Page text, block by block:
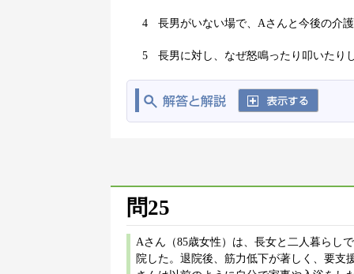
4 長男がいない場で、Aさんと今後の介
5 長男に対し、なぜ怒鳴ったり叩いたり
問25
Aさん（85歳女性）は、長女と二人暮らし
院した。退院後、筋力低下が著しく、要支